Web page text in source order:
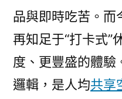
品與即時吃苦。而
再知足于“打卡式”
度、更豐盛的體驗
邏輯，是人均共享